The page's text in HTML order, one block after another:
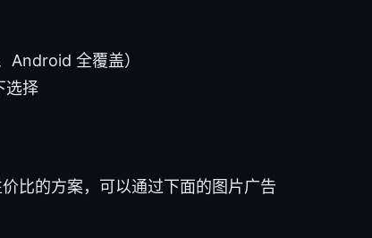
Android 全覆盖）
选择
比的方案，可以通过下面的图片广告